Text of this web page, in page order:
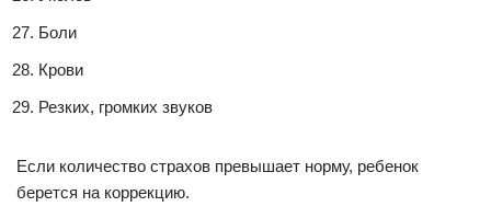
Боли
Крови
Резких, громких звуков
Если количество страхов превышает норму, ребенок
берется на коррекцию.